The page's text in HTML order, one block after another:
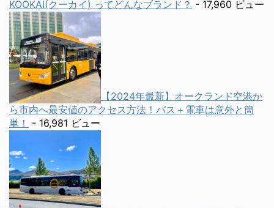
KOOKAI(クーカイ) ってどんなブランド？ - 17,960 ビュー
【2024年最新】オークランド空港か
ら市内へ最安値のアクセス方法！バス＋電車は意外と簡
単！
- 16,981 ビュー